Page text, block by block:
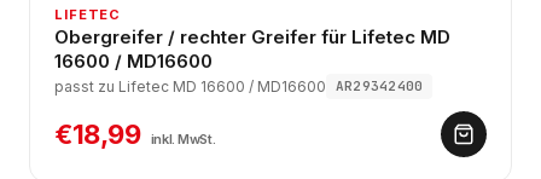
LIFETEC
Obergreifer / rechter Greifer für Lifetec MD
16600 / MD16600
passt zu Lifetec MD 16600 / MD16600 AR29342400
€18,99 inkl. MwSt.